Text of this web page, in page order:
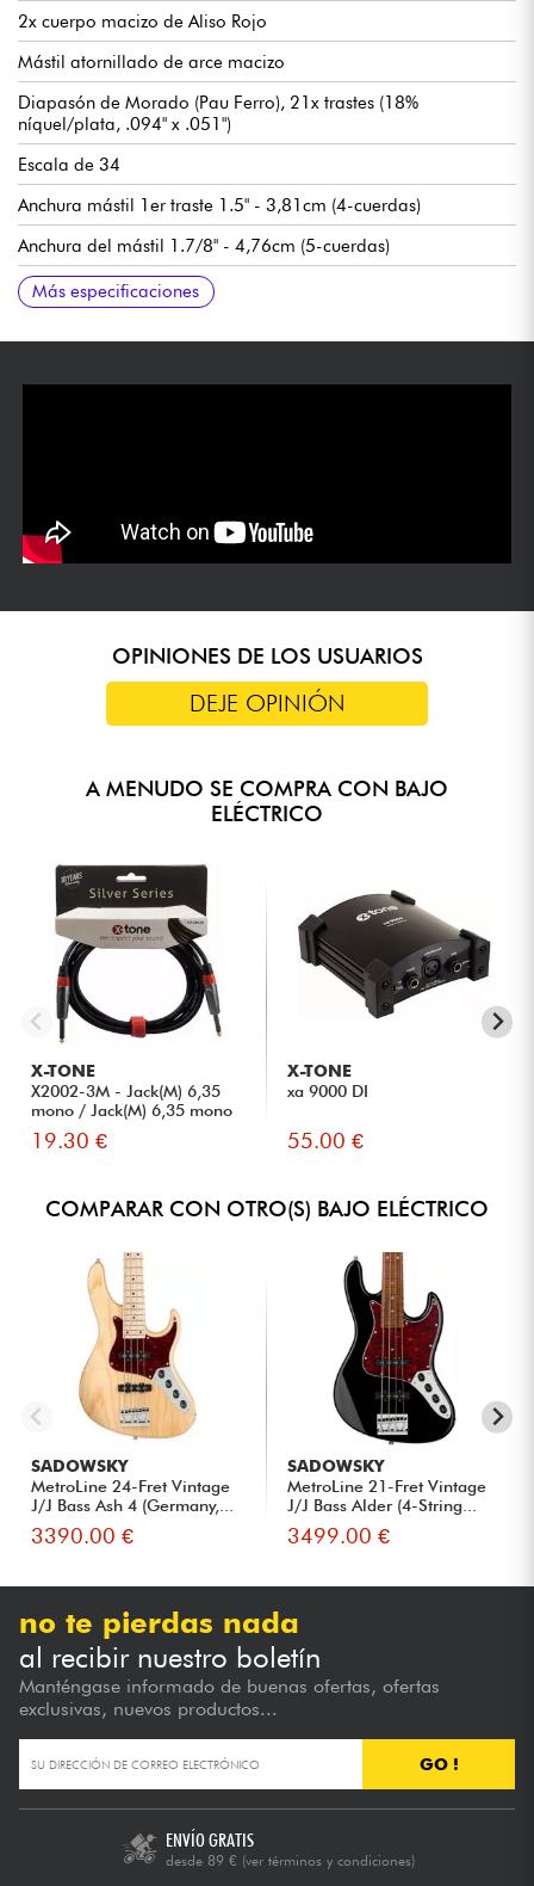
2x cuerpo macizo de Aliso Rojo
Mástil atornillado de arce macizo
Diapasón de Morado (Pau Ferro), 21x trastes (18%
níquel/plata, .094" x .051")
Escala de 34
Anchura mástil 1er traste 1.5" - 3,81cm (4-cuerdas)
Anchura del mástil 1.7/8" - 4,76cm (5-cuerdas)
Pastilla mástil Sadowsky P-Style
Pastilla de puente Sadowsky J-Style con supresión de zumbidos
Preamplificador Sadowsky Treble & Bass boost (interruptor true
bypass)
Volumen / Balance / Control de tono Vintage (push/pull para
bypass de previo) / Agudos y graves (potenciómetros
Puente Sadowsky de liberación rápida de cuerdas
Clavijas de afinación Sadowsky Light
Se vende con funda Sadowsky Portabag
Más especificaciones
OPINIONES DE LOS USUARIOS
DEJE OPINIÓN
A MENUDO SE COMPRA CON BAJO
ELÉCTRICO
X-TONE
X2002-3M - Jack(M) 6,35
mono / Jack(M) 6,35 mono
S...
19.30 €
X-TONE
xa 9000 DI
55.00 €
COMPARAR CON OTRO(S) BAJO ELÉCTRICO
SADOWSKY
MetroLine 24-Fret Vintage
J/J Bass Ash 4 (Germany,...
3390.00 €
SADOWSKY
MetroLine 21-Fret Vintage
J/J Bass Alder (4-String...
3499.00 €
no te pierdas nada
al recibir nuestro boletín
Manténgase informado de buenas ofertas, ofertas
exclusivas, nuevos productos...
GO !
ENVÍO GRATIS
desde 89 € (ver términos y condiciones)